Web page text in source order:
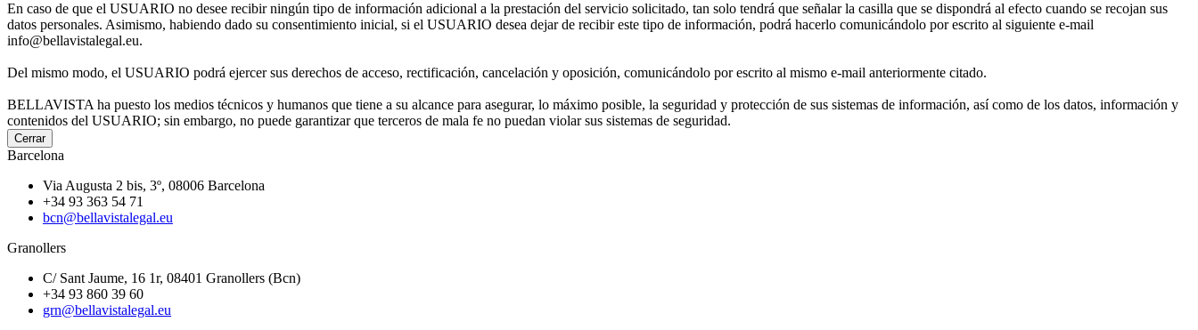
En caso de que el USUARIO no desee recibir ningún tipo de información adicional a la prestación del servicio solicitado, tan solo tendrá que señalar la casilla que se dispondrá al efecto cuando se recojan sus
datos personales. Asimismo, habiendo dado su consentimiento inicial, si el USUARIO desea dejar de recibir este tipo de información, podrá hacerlo comunicándolo por escrito al siguiente e-mail
info@bellavistalegal.eu.
Del mismo modo, el USUARIO podrá ejercer sus derechos de acceso, rectificación, cancelación y oposición, comunicándolo por escrito al mismo e-mail anteriormente citado.
BELLAVISTA ha puesto los medios técnicos y humanos que tiene a su alcance para asegurar, lo máximo posible, la seguridad y protección de sus sistemas de información, así como de los datos, información y
contenidos del USUARIO; sin embargo, no puede garantizar que terceros de mala fe no puedan violar sus sistemas de seguridad.
Cerrar
Barcelona
Via Augusta 2 bis, 3º, 08006 Barcelona
+34 93 363 54 71
bcn@bellavistalegal.eu
Granollers
C/ Sant Jaume, 16 1r, 08401 Granollers (Bcn)
+34 93 860 39 60
grn@bellavistalegal.eu